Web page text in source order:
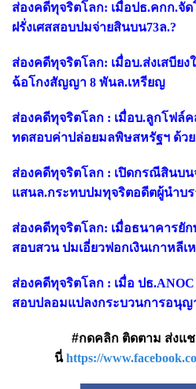
ส่องคดีทุจริตโลก: เมื่อปธ.คกก.จั
ฝรั่งเศสสอบปมจ่ายสินบน73ล.?
ส่องคดีทุจริตโลก: เมื่อบ.ส่งเสบีย
ฉ้อโกงสัญญา 8 พันล.เหรียญ
ส่องคดีทุจริตโลก : เมื่อบ.ลูกโฟล์ค
ทดสอบค่าปล่อยมลพิษสหรัฐฯ ด้วย
ส่องคดีทุจริตโลก : เปิดกรณีสินบ
แสนล.กระทบปมทุจริตอดีตผู้นำบ
ส่องคดีทุจริตโลก: เมื่อธนาคาร
สอบสวน ปมเอี่ยวฟอกเงินเกาหลีเ
ส่องคดีทุจริตโลก : เมื่อ ปธ
สอบปลอมแปลงกระบวนการอนุญ
#กดคลิก ติดตาม ส่งแ
นี่https://